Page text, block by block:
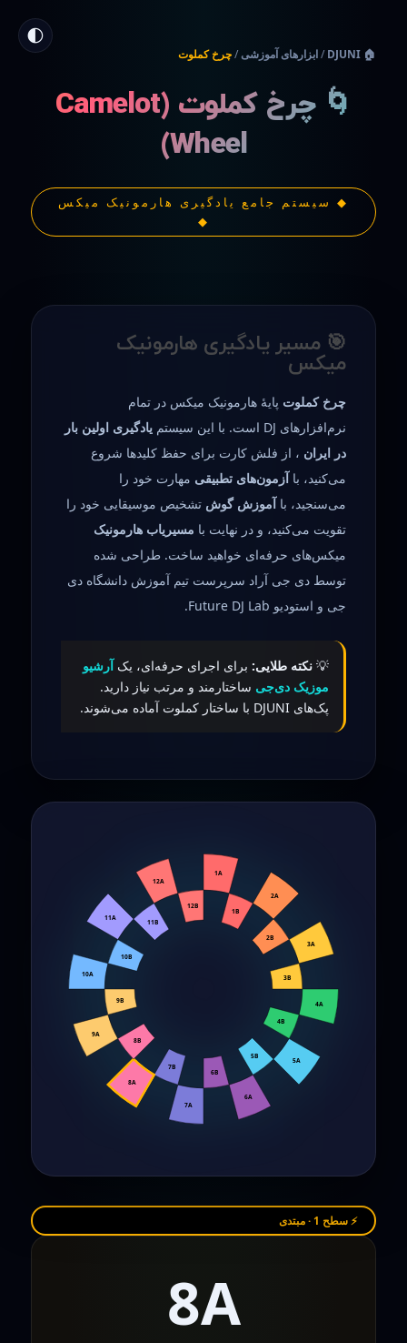
🌓
🏠 DJUNI
/ابزارهای آموزشی/چرخ کملوت
🌀 چرخ کملوت (Camelot
Wheel)
◆ سیستم جامع یادگیری هارمونیک میکس
◆
🎯 مسیر یادگیری هارمونیک
میکس
چرخ کملوت پایهٔ هارمونیک میکس در تمام
نرم‌افزارهای DJ است. با این سیستم
یادگیری اولین بار
در ایران ، از فلش کارت برای حفظ کلیدها شروع
می‌کنید، باآزمون‌های تطبیقی مهارت خود را
می‌سنجید، باآموزش گوش تشخیص موسیقایی خود را
تقویت می‌کنید، و در نهایت با مسیریاب هارمونیک
میکس‌های حرفه‌ای خواهید ساخت. طراحی شده
توسط دی جی آراد سرپرست تیم آموزش دانشگاه دی
جی و استودیو Future DJ Lab.
💡 نکته طلایی: برای اجرای حرفه‌ای، یکآرشیو
موزیک دی‌جی ساختارمند و مرتب نیاز دارید.
پک‌های DJUNI با ساختار کملوت آماده می‌شوند.
1A
1B
2A
2B
3A
3B
4A
4B
5A
5B
6A
6B
7A
7B
8A
8B
9A
9B
10A
10B
11A
11B
12A
12B
⚡ سطح 1 · مبتدی
8A